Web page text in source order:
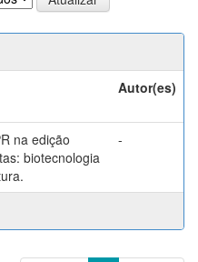
Autor(es)
na edição
biotecnologia
-